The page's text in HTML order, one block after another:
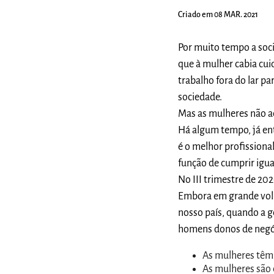
Criado em 08 MAR. 2021
Por muito tempo a
que à mulher cabia
trabalho fora do lar
sociedade.
Mas as mulheres não
Há algum tempo, já
é o melhor
função de cumprir
No III trimestre de
Embora em grande
nosso país, quando a
homens donos de
As mulheres
As mulheres